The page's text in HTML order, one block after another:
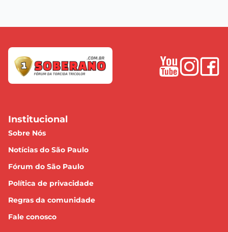
Institucional
Sobre Nós
Notícias do São Paulo
Fórum do São Paulo
Política de privacidade
Regras da comunidade
Fale conosco